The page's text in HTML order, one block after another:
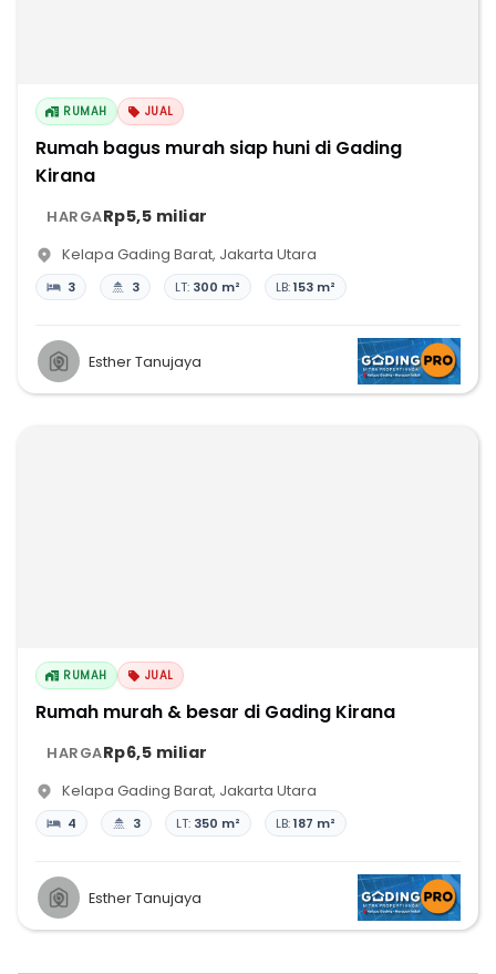
RUMAH JUAL
Rumah bagus murah siap huni di Gading
Kirana
HARGARp5,5 miliar
Kelapa Gading Barat, Jakarta Utara
3 3 LT: 300 m² LB:153 m²
Esther Tanujaya
RUMAH JUAL
Rumah murah & besar di Gading Kirana
HARGARp6,5 miliar
Kelapa Gading Barat, Jakarta Utara
4 3 LT: 350 m² LB:187 m²
Esther Tanujaya